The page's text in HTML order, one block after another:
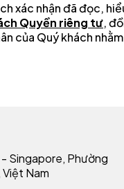
xác nhận đã đọc,
Quyền riêng tư,
của Quý khách
Singapore, Phường
Việt Nam